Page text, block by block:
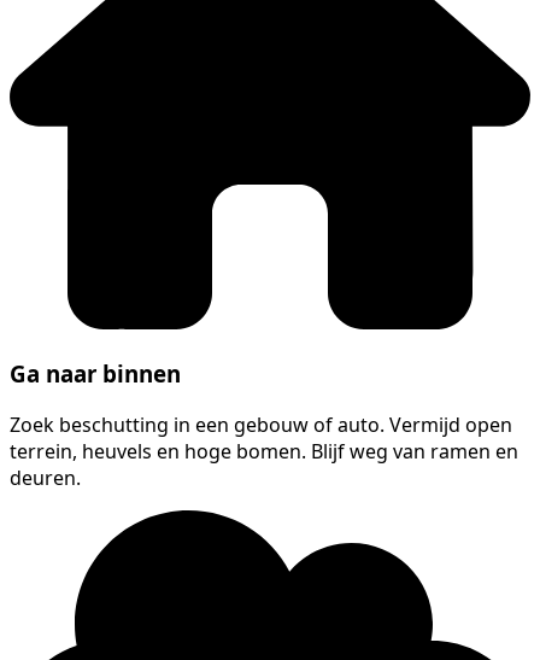
Ga naar binnen
Zoek beschutting in een gebouw of auto. Vermijd open
terrein, heuvels en hoge bomen. Blijf weg van ramen en
deuren.